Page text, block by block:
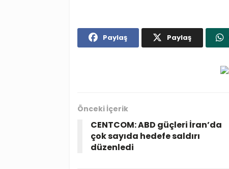
Paylaş Paylaş
Önceki İçerik
CENTCOM: ABD güçleri İran’da
çok sayıda hedefe saldırı
düzenledi